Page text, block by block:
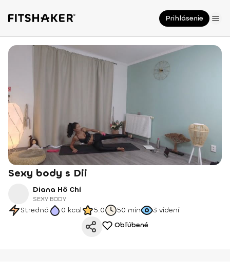
Prihlásenie
Sexy body s Dii
Diana Hô Chí
SEXY BODY
Stredná 0 kcal 5.0 50 min 3 videní
Obľúbené